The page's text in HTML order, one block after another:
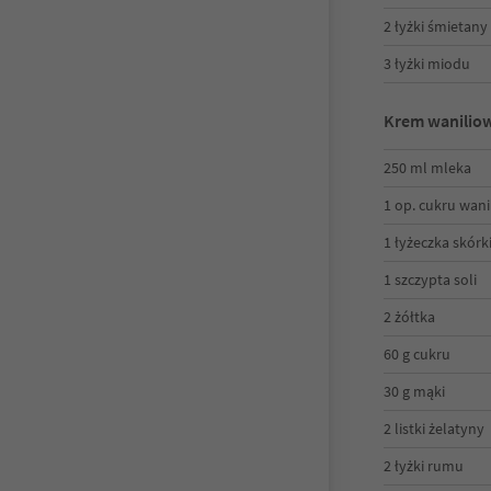
2 łyżki śmietany
3 łyżki miodu
Krem
250 ml mleka
1 op. cukru
1 łyżeczka
1 szczypta soli
2 żółtka
60 g cukru
30 g mąki
2 listki żelatyny
2 łyżki rumu